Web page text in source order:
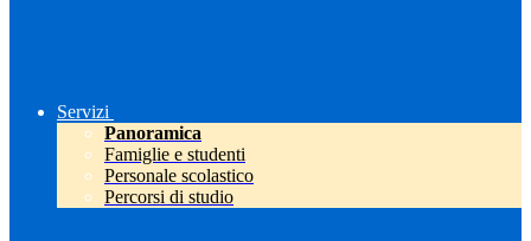
Servizi
Panoramica
Famiglie e studenti
Personale scolastico
Percorsi di studio